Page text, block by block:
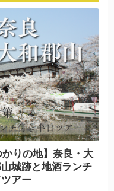
りの地】奈良・大
城跡と地酒ランチ
アー